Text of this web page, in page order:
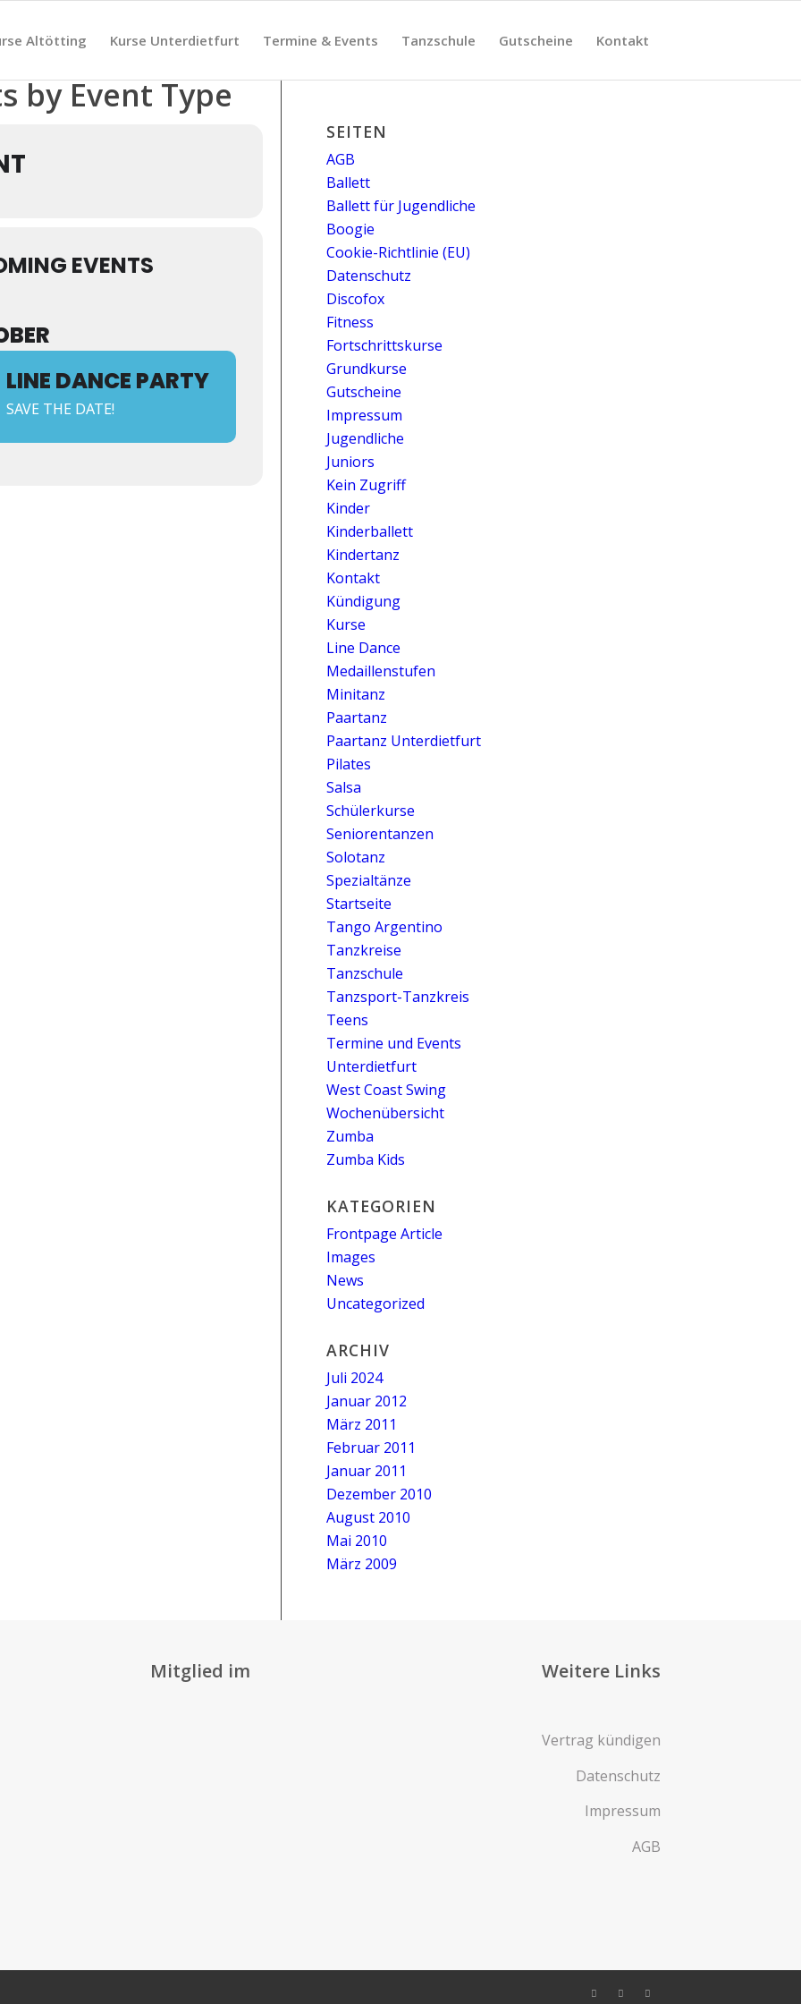
Altötting Kurse Unterdietfurt Termine & Events Tanzschule Gutscheine Kontakt
by Event Type
EVENTS
LINE DANCE PARTY
SAVE THE DATE!
SEITEN
AGB
Ballett
Ballett für Jugendliche
Boogie
Cookie-Richtlinie (EU)
Datenschutz
Discofox
Fitness
Fortschrittskurse
Grundkurse
Gutscheine
Impressum
Jugendliche
Juniors
Kein Zugriff
Kinder
Kinderballett
Kindertanz
Kontakt
Kündigung
Kurse
Line Dance
Medaillenstufen
Minitanz
Paartanz
Paartanz Unterdietfurt
Pilates
Salsa
Schülerkurse
Seniorentanzen
Solotanz
Spezialtänze
Startseite
Tango Argentino
Tanzkreise
Tanzschule
Tanzsport-Tanzkreis
Teens
Termine und Events
Unterdietfurt
West Coast Swing
Wochenübersicht
Zumba
Zumba Kids
KATEGORIEN
Frontpage Article
Images
News
Uncategorized
ARCHIV
Juli 2024
Januar 2012
März 2011
Februar 2011
Januar 2011
Dezember 2010
August 2010
Mai 2010
März 2009
Mitglied im Weitere Links
Vertrag kündigen
Datenschutz
Impressum
AGB